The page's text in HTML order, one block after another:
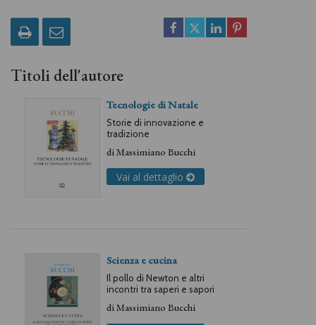
Titoli dell'autore
Tecnologie di Natale
Storie di innovazione e
tradizione
diMassimiano Bucchi
Vai al dettaglio
Scienza e cucina
Il pollo di Newton e altri
incontri tra saperi e sapori
diMassimiano Bucchi